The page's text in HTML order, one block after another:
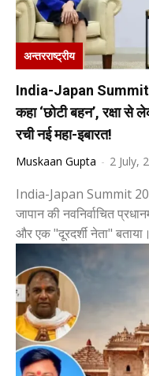
अन्तरराष्ट्रीय
India-Japan Summit
कहा ‘छोटी बहन’, रक्षा
रची नई महा-इबारत!
Muskaan Gupta - 2 July,
India-Japan Summit
जापान की नवनिर्वाचित
और एक "दूरदर्शी नेता"